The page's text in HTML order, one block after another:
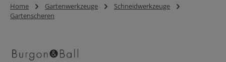
Home Gartenwerkzeuge
Schneidwerkzeuge
Gartenscheren